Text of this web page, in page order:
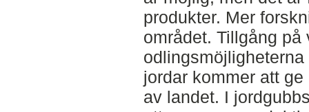
produkter. Mer
området. Tillgång
jordar kommer att
av landet. I